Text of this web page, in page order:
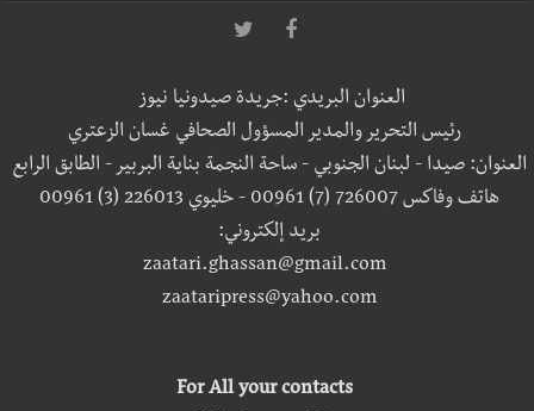
العنوان البريدي :جريدة صيدونيا نيوز
رئيس التحرير والمدير المسؤول الصحافي غسان الزعتري
العنوان: صيدا - لبنان الجنوبي - ساحة النجمة بناية البربير - الطابق الرابع
هاتف وفاكس 726007 (7) 00961 - خليوي 226013 (3) 00961
بريد إلكتروني:
zaatari.ghassan@gmail.com
zaataripress@yahoo.com
For All your contacts